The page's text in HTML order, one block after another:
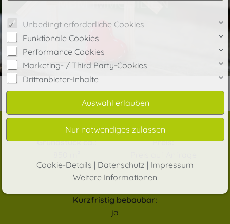
Grundstück ca.:
Preis:
Kurzfristig bebaubar:
ja
Unbedingt erforderliche Cookies
Funktionale Cookies
Performance Cookies
Marketing- / Third Party-Cookies
Drittanbieter-Inhalte
Cookie-Details | Datenschutz | Impressum
Weitere Informationen